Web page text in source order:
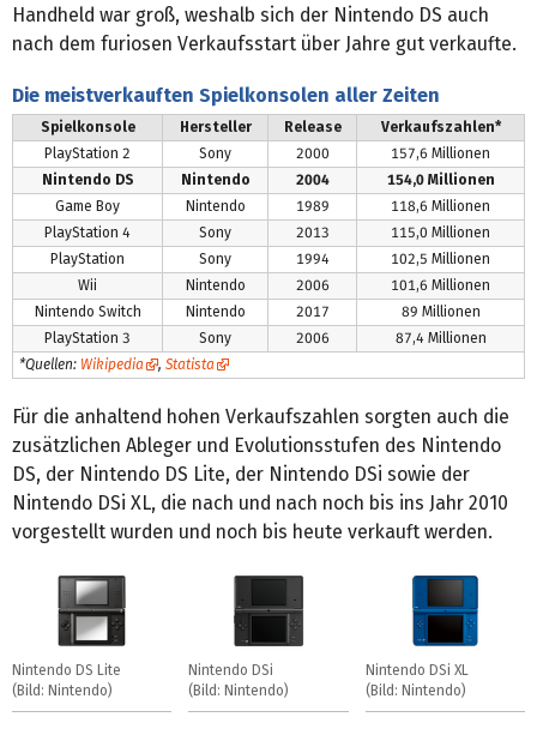
Handheld war groß, weshalb sich der Nintendo DS auch
nach dem furiosen Verkaufsstart über Jahre gut verkaufte.
Die meistverkauften Spielkonsolen aller Zeiten
Spielkonsole Hersteller Release
Verkaufszahlen*
PlayStation 2
Sony 2000
157,6 Millionen
Nintendo DS
Nintendo 2004
154,0 Millionen
Game Boy
Nintendo 1989
118,6 Millionen
PlayStation 4
Sony 2013
115,0 Millionen
PlayStation
Sony 1994
102,5 Millionen
Wii
Nintendo 2006
101,6 Millionen
Nintendo Switch
Nintendo 2017
89 Millionen
PlayStation 3
Sony 2006
87,4 Millionen
*Quellen: Wikipedia , Statista
Für die anhaltend hohen Verkaufszahlen sorgten auch die
zusätzlichen Ableger und Evolutionsstufen des Nintendo
DS, der Nintendo DS Lite, der Nintendo DSi sowie der
Nintendo DSi XL, die nach und nach noch bis ins Jahr 2010
vorgestellt wurden und noch bis heute verkauft werden.
Nintendo DS Lite
(Bild: Nintendo)
Nintendo DSi
(Bild: Nintendo)
Nintendo DSi XL
(Bild: Nintendo)